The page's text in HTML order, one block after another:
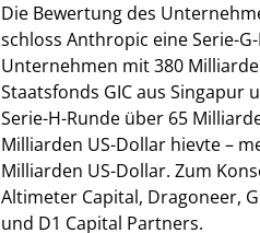
Die Bewertung des
schloss Anthropic eine Serie-
Unternehmen mit 380
Staatsfonds GIC aus Singapur
Serie-H-Runde über 65
Milliarden US-Dollar hievte –
Milliarden US-Dollar. Zum
Altimeter Capital, Dragoneer,
und D1 Capital Partners.